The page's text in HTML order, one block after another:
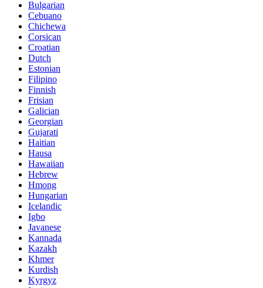
Bulgarian
Cebuano
Chichewa
Corsican
Croatian
Dutch
Estonian
Filipino
Finnish
Frisian
Galician
Georgian
Gujarati
Haitian
Hausa
Hawaiian
Hebrew
Hmong
Hungarian
Icelandic
Igbo
Javanese
Kannada
Kazakh
Khmer
Kurdish
Kyrgyz